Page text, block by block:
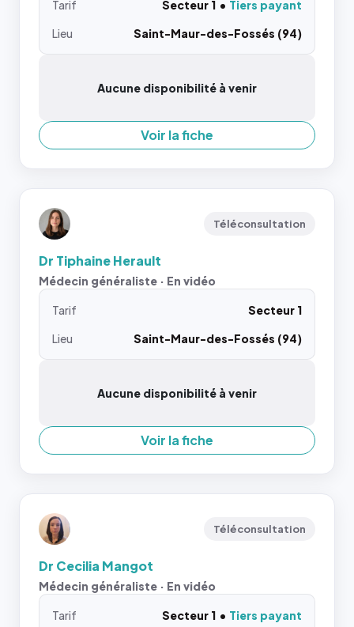
Tarif Secteur 1
Tiers payant
Lieu
Saint-Maur-des-Fossés (94)
Aucune disponibilité à venir
Voir la fiche
Téléconsultation
Dr Tiphaine Herault
Médecin généraliste · En vidéo
Tarif
Secteur 1
Lieu
Saint-Maur-des-Fossés (94)
Aucune disponibilité à venir
Voir la fiche
Téléconsultation
Dr Cecilia Mangot
Médecin généraliste · En vidéo
Tarif Secteur 1
Tiers payant